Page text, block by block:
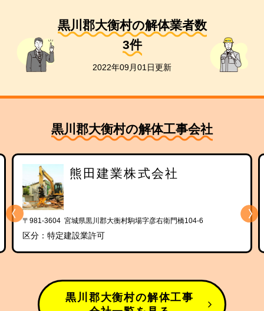
黒川郡大衡村の解体業者数
3件
2022年09月01日更新
黒川郡大衡村の解体工事会社
熊田建業株式会社
〒981-3604 宮城県黒川郡大衡村駒場字彦右衛門橋104-6
区分：特定建設業許可
黒川郡大衡村の解体工事